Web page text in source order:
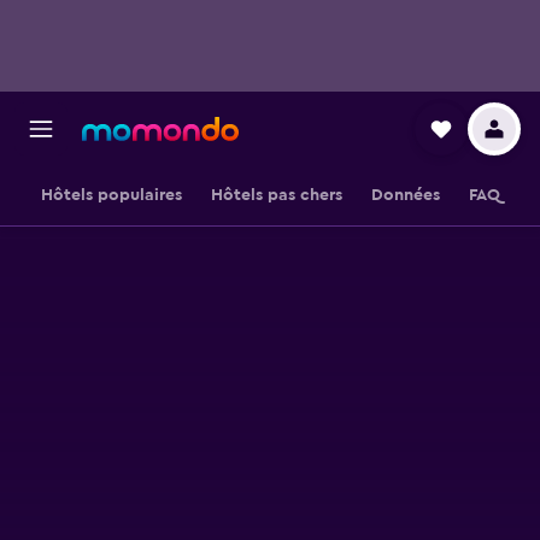
Hôtels populaires Hôtels pas chers Données FAQ